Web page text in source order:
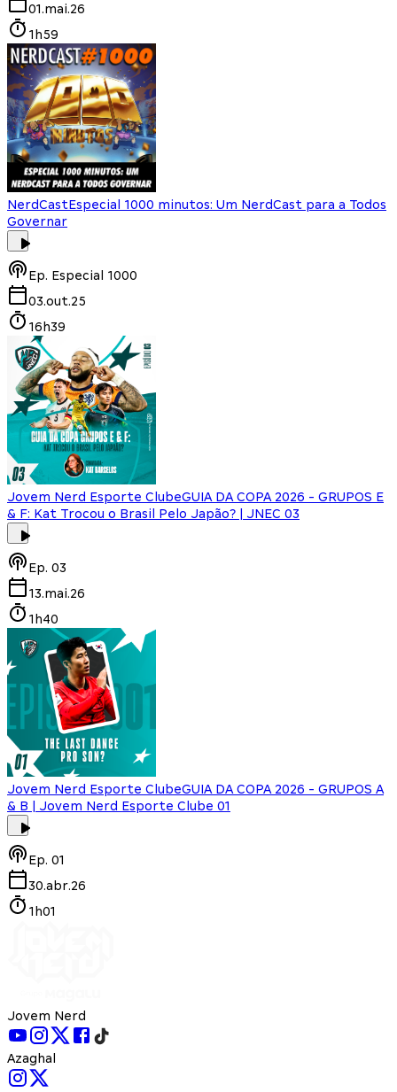
01.mai.26
1h59
NerdCastEspecial 1000 minutos: Um NerdCast para a Todos
Governar
Ep. Especial 1000
03.out.25
16h39
Jovem Nerd Esporte ClubeGUIA DA COPA 2026 - GRUPOS E
& F: Kat Trocou o Brasil Pelo Japão? | JNEC 03
Ep. 03
13.mai.26
1h40
Jovem Nerd Esporte ClubeGUIA DA COPA 2026 - GRUPOS A
& B | Jovem Nerd Esporte Clube 01
Ep. 01
30.abr.26
1h01
Jovem Nerd
Azaghal